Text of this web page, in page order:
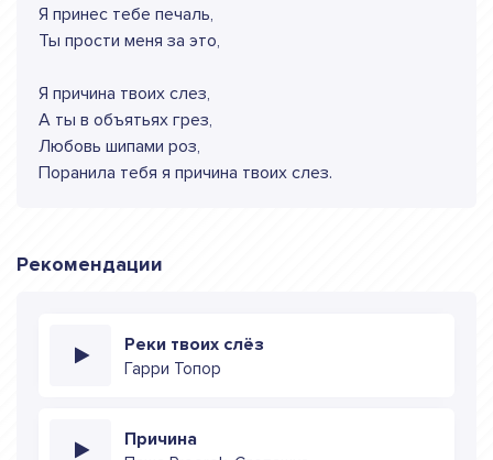
Я принес тебе печаль,
Ты прости меня за это,
Я причина твоих слез,
А ты в объятьях грез,
Любовь шипами роз,
Поранила тебя я причина твоих слез.
Рекомендации
Реки твоих слёз
Гарри Топор
Причина